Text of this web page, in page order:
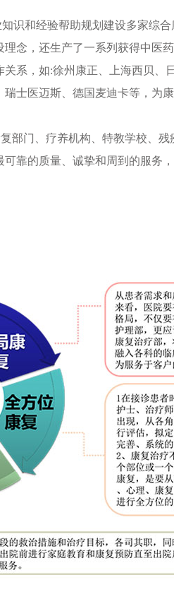
和经验帮助规划建设多家综合
念，还生产了一系列获得中医
系，如:徐州康正、上海西贝、
士医迈斯、德国麦迪卡等，为
门、疗养机构、特教学校、残
靠的质量、诚挚和周到的服务